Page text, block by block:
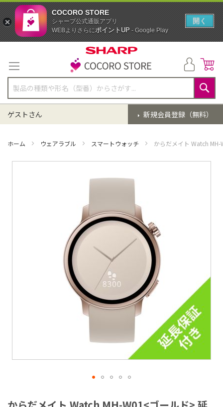
テ
ン
ツ
に
ス
キ
ッ
検
索
新規会員登録（無料）
ゲストさん
ホーム ウェアラブル スマートウォッチ からだメイト Watch
メ
COCORO STORE
シャープ公式通販アプリ
WEBよりさらにポイントUP- Google Play
開く